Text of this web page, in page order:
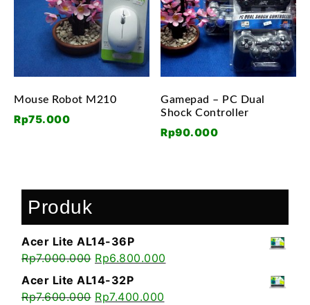
Mouse Robot M210
Rp75.000
Gamepad – PC Dual
Shock Controller
Rp90.000
Produk
Acer Lite AL14-36P
Rp7.000.000 Rp6.800.000
Acer Lite AL14-32P
Rp7.600.000 Rp7.400.000